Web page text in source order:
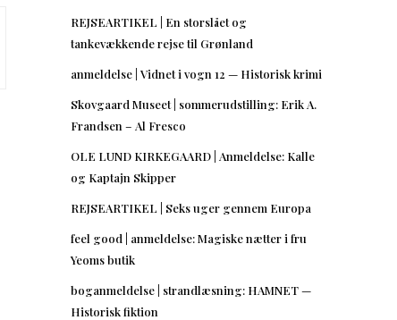
REJSEARTIKEL | En storslået og
tankevækkende rejse til Grønland
anmeldelse | Vidnet i vogn 12 — Historisk krimi
Skovgaard Museet | sommerudstilling: Erik A.
Frandsen – Al Fresco
OLE LUND KIRKEGAARD | Anmeldelse: Kalle
og Kaptajn Skipper
REJSEARTIKEL | Seks uger gennem Europa
feel good | anmeldelse: Magiske nætter i fru
Yeoms butik
boganmeldelse | strandlæsning: HAMNET —
Historisk fiktion